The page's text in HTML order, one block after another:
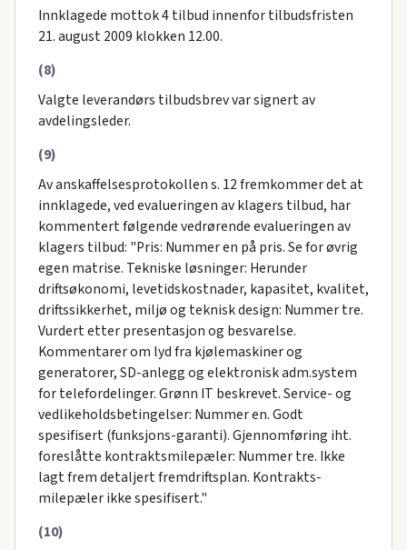
Innklagede mottok 4 tilbud innenfor tilbudsfristen
21. august 2009 klokken 12.00.
(8)
Valgte leverandørs tilbudsbrev var signert av
avdelingsleder.
(9)
Av anskaffelsesprotokollen s. 12 fremkommer det at
innklagede, ved evalueringen av klagers tilbud, har
kommentert følgende vedrørende evalueringen av
klagers tilbud: "Pris: Nummer en på pris. Se for øvrig
egen matrise. Tekniske løsninger: Herunder
driftsøkonomi, levetidskostnader, kapasitet, kvalitet,
driftssikkerhet, miljø og teknisk design: Nummer tre.
Vurdert etter presentasjon og besvarelse.
Kommentarer om lyd fra kjølemaskiner og
generatorer, SD-anlegg og elektronisk adm.system
for telefordelinger. Grønn IT beskrevet. Service- og
vedlikeholdsbetingelser: Nummer en. Godt
spesifisert (funksjons-garanti). Gjennomføring iht.
foreslåtte kontraktsmilepæler: Nummer tre. Ikke
lagt frem detaljert fremdriftsplan. Kontrakts-
milepæler ikke spesifisert."
(10)